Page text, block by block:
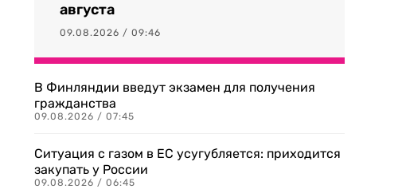
августа
09.08.2026 / 09:46
В Финляндии введут экзамен для получения
гражданства
09.08.2026 / 07:45
Ситуация с газом в ЕС усугубляется: приходится
закупать у России
09.08.2026 / 06:45